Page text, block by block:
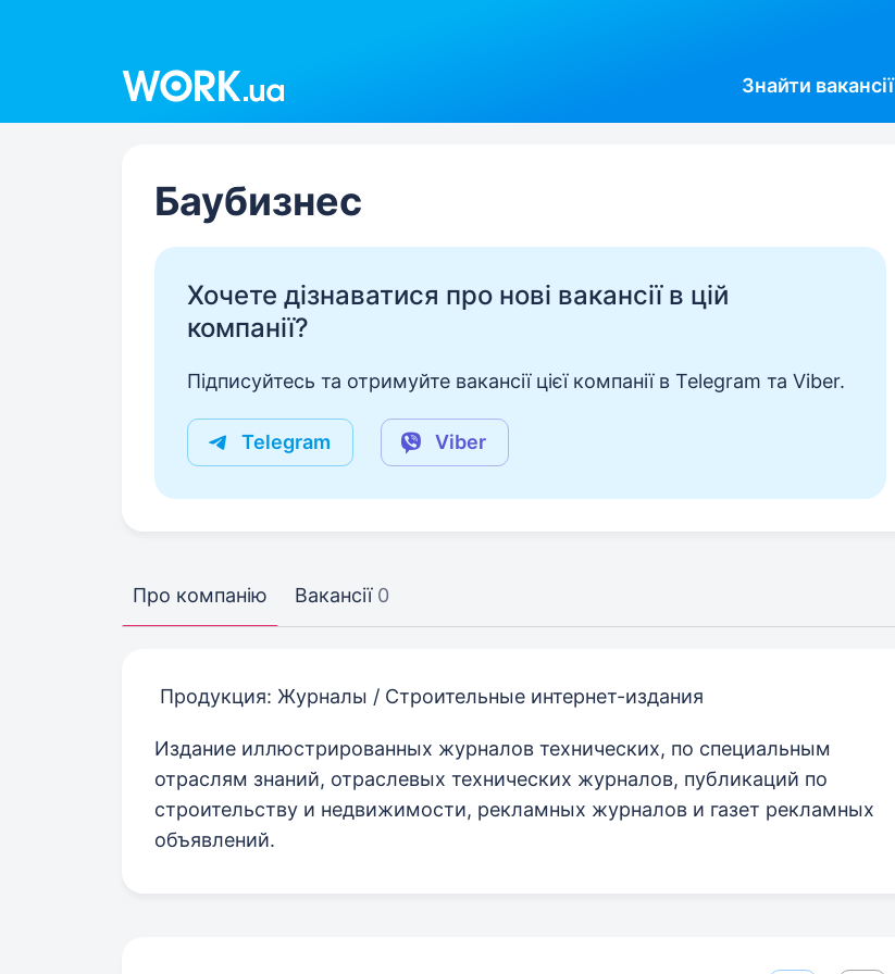
Знайти вакансії
Баубизнес
Хочете дізнаватися про нові вакансії в цій
компанії?
Підписуйтесь та отримуйте вакансії цієї компанії в Telegram та Viber.
Telegram Viber
Про компанію Вакансії 0
Продукция: Журналы / Строительные интернет-издания
Издание иллюстрированных журналов технических, по специальным
отраслям знаний, отраслевых технических журналов, публикаций по
строительству и недвижимости, рекламных журналов и газет рекламных
объявлений.